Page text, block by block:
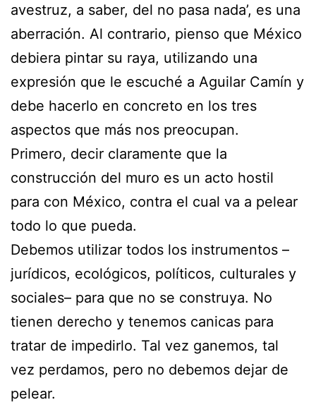
avestruz, a saber, del no pasa nada’, es una
aberración. Al contrario, pienso que México
debiera pintar su raya, utilizando una
expresión que le escuché a Aguilar Camín y
debe hacerlo en concreto en los tres
aspectos que más nos preocupan.
Primero, decir claramente que la
construcción del muro es un acto hostil
para con México, contra el cual va a pelear
todo lo que pueda.
Debemos utilizar todos los instrumentos –
jurídicos, ecológicos, políticos, culturales y
sociales– para que no se construya. No
tienen derecho y tenemos canicas para
tratar de impedirlo. Tal vez ganemos, tal
vez perdamos, pero no debemos dejar de
pelear.